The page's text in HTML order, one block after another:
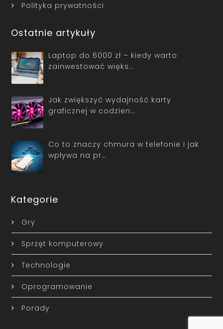
Polityka prywatności
Ostatnie artykuły
Laptop do 6000 zł – kiedy warto
zainwestować więks…
Jak zwiększyć wydajność karty
graficznej w codzien…
Co to znaczy chmura w telefonie i jak
wpływa na pr…
Kategorie
Gry
Sprzęt komputerowy
Technologie
Oprogramowanie
Porady